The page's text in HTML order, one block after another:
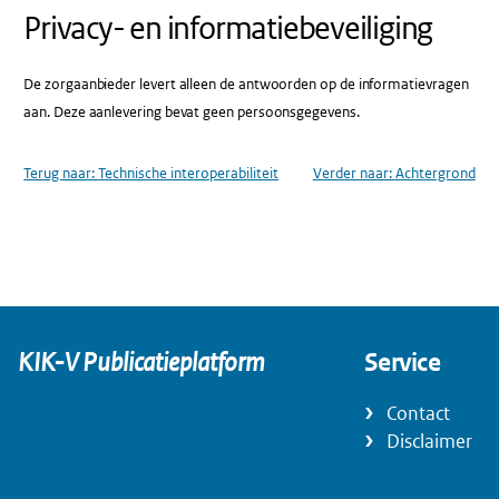
Privacy- en informatiebeveiliging
De zorgaanbieder levert alleen de antwoorden op de informatievragen
aan. Deze aanlevering bevat geen persoonsgegevens.
Terug naar:Technische interoperabiliteit Verder naar:Achtergrond
KIK-V Publicatieplatform Service
Contact
Disclaimer